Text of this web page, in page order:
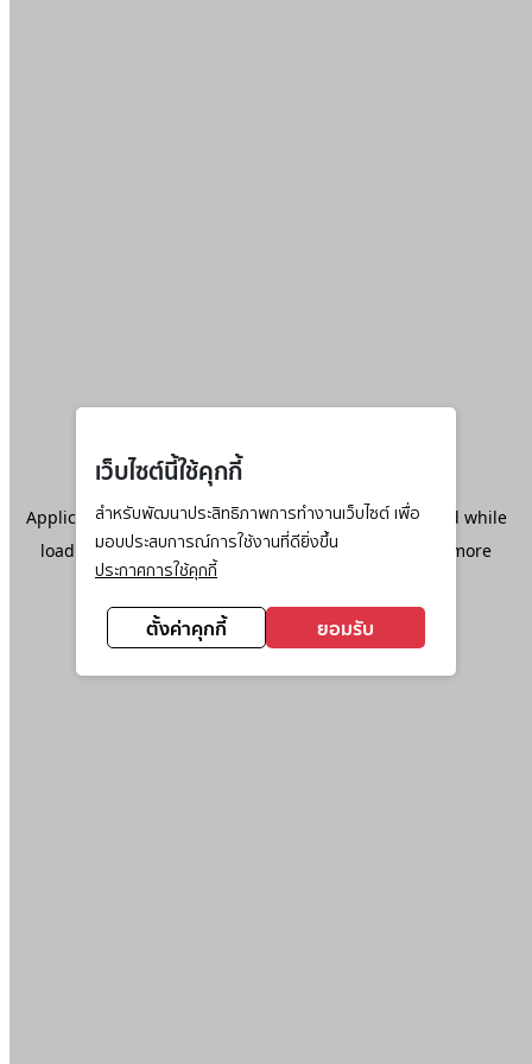
Application error: aclient-side exception has occurred while
loadingwww.ktc.co.th(see the browser console
for more
information).
เว็บไซต์นี้ใช้คุกกี้
สำหรับพัฒนาประสิทธิภาพการทำงานเว็บไซต์ เพื่อ
มอบประสบการณ์การใช้งานที่ดียิ่งขึ้น
ประกาศการใช้คุกกี้
ตั้งค่าคุกกี้ ยอมรับ